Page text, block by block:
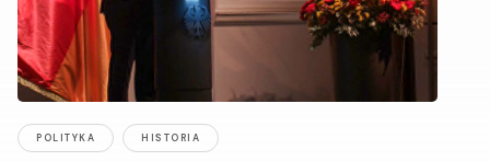
POLITYKA HISTORIA